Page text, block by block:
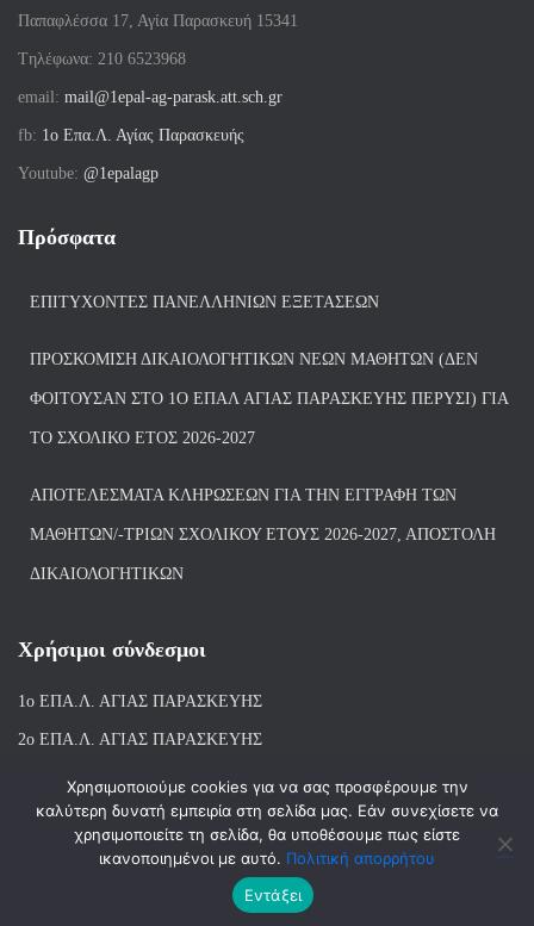
Παπαφλέσσα 17, Αγία Παρασκευή 15341
Tηλέφωνα: 210 6523968
email: mail@1epal-ag-parask.att.sch.gr
fb: 1ο Επα.Λ. Αγίας Παρασκευής
Youtube: @1epalagp
Πρόσφατα
ΕΠΙΤΥΧΌΝΤΕΣ ΠΑΝΕΛΛΗΝΊΩΝ ΕΞΕΤΆΣΕΩΝ
ΠΡΟΣΚΌΜΙΣΗ ΔΙΚΑΙΟΛΟΓΗΤΙΚΏΝ ΝΈΩΝ ΜΑΘΗΤΏΝ (ΔΕΝ
ΦΟΙΤΟΎΣΑΝ ΣΤΟ 1Ο ΕΠΑΛ ΑΓΙΑΣ ΠΑΡΑΣΚΕΥΗΣ ΠΈΡΥΣΙ) ΓΙΑ
ΤΟ ΣΧΟΛΙΚΌ ΈΤΟΣ 2026-2027
ΑΠΟΤΕΛΈΣΜΑΤΑ ΚΛΗΡΏΣΕΩΝ ΓΙΑ ΤΗΝ ΕΓΓΡΑΦΉ ΤΩΝ
ΜΑΘΗΤΏΝ/-ΤΡΙΏΝ ΣΧΟΛΙΚΟΎ ΈΤΟΥΣ 2026-2027, ΑΠΟΣΤΟΛΉ
ΔΙΚΑΙΟΛΟΓΗΤΙΚΏΝ
Χρήσιμοι σύνδεσμοι
1ο ΕΠΑ.Λ. ΑΓΙΑΣ ΠΑΡΑΣΚΕΥΗΣ
2ο ΕΠΑ.Λ. ΑΓΙΑΣ ΠΑΡΑΣΚΕΥΗΣ
1ο Ε.Κ. ΑΓΙΑΣ ΠΑΡΑΣΚΕΥΗΣ
ΒΙΒΛΙΟΘΗΚΗ 1ου & 2ου ΕΠΑΛ ΑΓΙΑΣ ΠΑΡΑΣΚΕΥΗΣ
Χρησιμοποιούμε cookies για να σας προσφέρουμε την
καλύτερη δυνατή εμπειρία στη σελίδα μας. Εάν συνεχίσετε να
χρησιμοποιείτε τη σελίδα, θα υποθέσουμε πως είστε
ικανοποιημένοι με αυτό. Πολιτική απορρήτου
Εντάξει